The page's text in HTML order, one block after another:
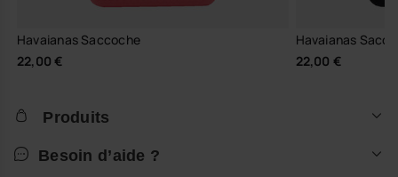
Havaianas Saccoche
22,00 €
Havaianas
22,00 €
Produits
Besoin d’aide ?